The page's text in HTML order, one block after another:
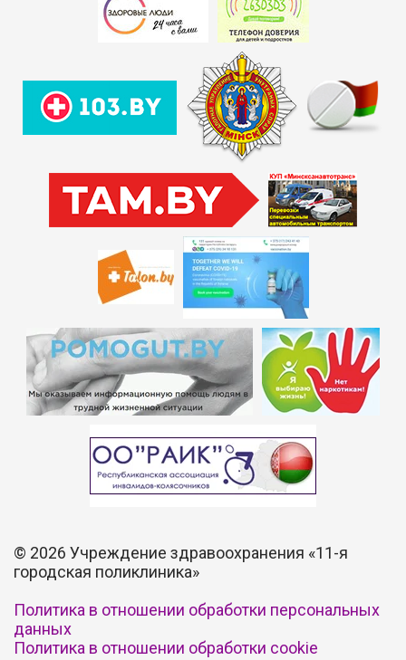
© 2026 Учреждение здравоохранения «11-я
городская поликлиника»
Политика в отношении обработки персональных
данных
Политика в отношении обработки cookie